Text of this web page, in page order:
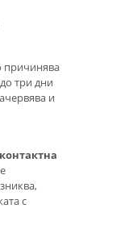
причинява
три дни
и
е
с